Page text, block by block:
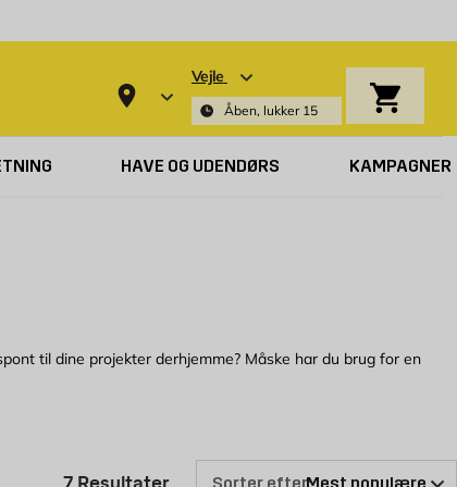
Vejle
Åben, lukker 15
HAVE OG UDENDØRS KAMPAGNER
til dine projekter derhjemme? Måske har du brug for en
finder du mange typer træ, for eksempel råspontslåger i gran.
Produktliste er opdateret: 7